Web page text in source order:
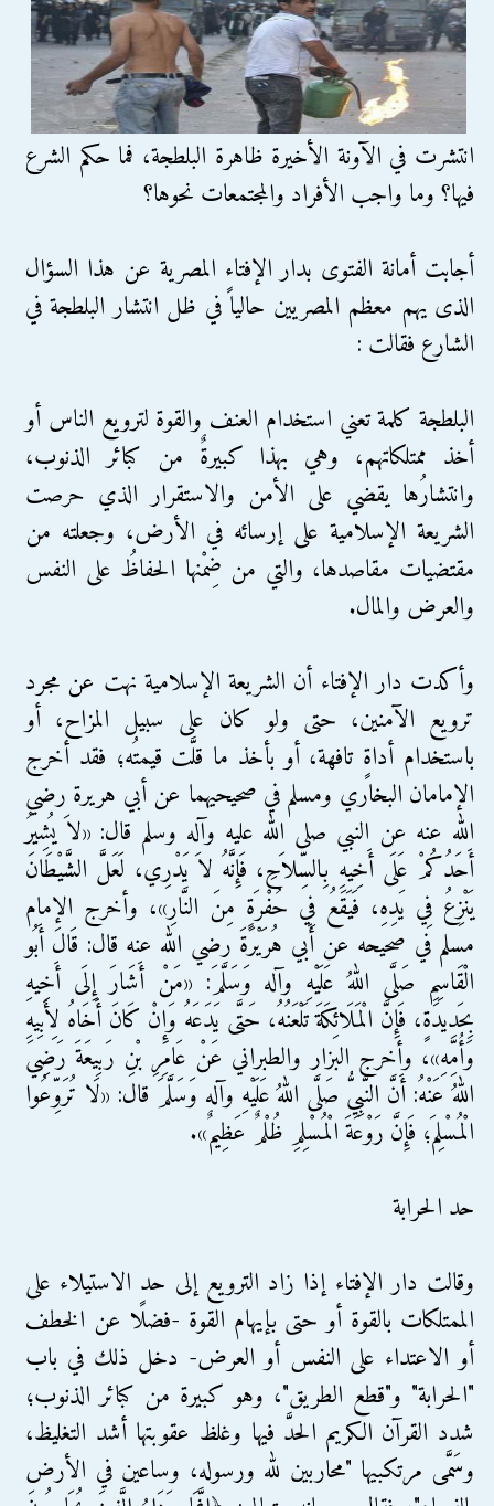
انتشرت في الآونة الأخيرة ظاهرة البلطجة، فما حكم الشرع
فيها؟ وما واجب الأفراد والمجتمعات نحوها؟
أجابت أمانة الفتوى بدار الإفتاء المصرية عن هذا السؤال
الذى يهم معظم المصريين حالياً في ظل انتشار البلطجة في
الشارع فقالت :
البلطجة كلمة تعني استخدام العنف والقوة لترويع الناس أو
أخذ ممتلكاتهم، وهي بهذا كبيرةٌ من كبائر الذنوب،
وانتشارُها يقضي على الأمن والاستقرار الذي حرصت
الشريعة الإسلامية على إرسائه في الأرض، وجعلته من
مقتضيات مقاصدها، والتي من ضِمْنها الحفاظُ على النفس
والعرض والمال.
وأكدت دار الإفتاء أن الشريعة الإسلامية نهت عن مجرد
ترويع الآمنين، حتى ولو كان على سبيل المزاح، أو
باستخدام أداةٍ تافهة، أو بأخذ ما قلَّت قيمتُه؛ فقد أخرج
الإمامان البخاري ومسلم في صحيحيهما عن أبي هريرة رضي
الله عنه عن النبي صلى الله عليه وآله وسلم قال: «لاَ يُشِيرُ
أَحَدُكُمْ عَلَى أَخِيهِ بِالسِّلاَحِ، فَإِنَّهُ لاَ يَدْرِي، لَعَلَّ الشَّيْطَانَ
يَنْزِعُ فِي يَدِهِ، فَيَقَعُ فِي حُفْرَةٍ مِنَ النَّارِ»، وأخرج الإمام
مسلم في صحيحه عن أَبي هُرَيْرَةَ رضي الله عنه قال: قَالَ أَبُو
الْقَاسِمِ صَلَّى اللهُ عَلَيْهِ وآله وَسَلَّمَ: «مَنْ أَشَارَ إِلَى أَخِيهِ
بِحَدِيدَةٍ، فَإِنَّ الْمَلَائِكَةَ تَلْعَنُهُ، حَتَّى يَدَعَهُ وَإِنْ كَانَ أَخَاهُ لِأَبِيهِ
وَأُمِّهِ»، وأخرج البزار والطبراني عَنْ عَامِرِ بْنِ رَبِيعَةَ رَضِيَ
اللهُ عَنْهُ: أَنَّ النَّبِيُّ صَلَّى اللهُ عَلَيْهِ وآله وَسَلَّمَ قال: «لَا تُرَوِّعُوا
الْمُسْلِمَ؛ فَإِنَّ رَوْعَةَ الْمُسْلِمِ ظُلْمٌ عَظِيمٌ».
حد الحرابة
وقالت دار الإفتاء إذا زاد الترويع إلى حد الاستيلاء على
الممتلكات بالقوة أو حتى بإيهام القوة -فضلًا عن الخطف
أو الاعتداء على النفس أو العرض- دخل ذلك في باب
"الحرابة" و"قطع الطريق"، وهو كبيرة من كبائر الذنوب؛
شدد القرآن الكريم الحدَّ فيها وغلظ عقوبتها أشد التغليظ،
وسَمَّى مرتكبيها "محاربين لله ورسوله، وساعين في الأرض